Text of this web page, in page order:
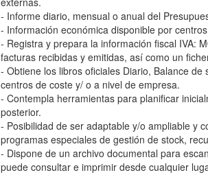
- Informe diario, mensual o anual del
- Información económica disponible por
- Registra y prepara la información fiscal IVA:
facturas recibidas y emitidas, así como un
- Obtiene los libros oficiales Diario, Balance
centros de coste y/ o a nivel de empresa.
- Contempla herramientas para planificar
posterior.
- Posibilidad de ser adaptable y/o ampliable y
programas especiales de gestión de stock,
- Dispone de un archivo documental para
puede consultar e imprimir desde cualquier